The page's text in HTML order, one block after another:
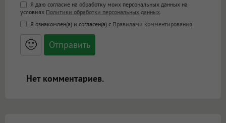
Поддержка HTML
<b>, <strong>, <u>, <i>, <em>, <s>, <big>,
<small>, <sup>, <sub>, <pre>, <ul>, <ol>, <li>,
<blockquote>, <code> экранирует HTML,
адреса URL автоматически становятся
ссылками, и [img]адрес[/img] будет
Я даю согласие на обработку моих персональных данных на
условиях Политики обработки персональных данных
Я ознакомлен(а) и согласен(а) с Правилами комментирования
🙂
Нет комментариев.